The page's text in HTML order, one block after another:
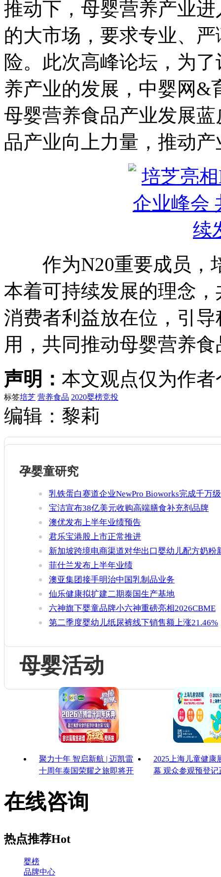
推动下，母婴营养产业
的大市场，要求专业、
险。此次高峰论坛，为
养产业的发展，中婴网&
母婴营养食品产业发展
品产业向上力量，推动
作为N20重要成员，
本着可持续发展的理念
消费者利益放在位，引
用，共同推动母婴营养
声明： 本文观点仅为作
标签培芝 营养食品 2020婴榜竞投
编辑：黎莉
孕婴童研究
乳铁蛋白赛道企业NewPro Bioworks完成千万级
融资
宝洁宣布38亿美元收购高端膳食补充剂品牌
Thorne
澳优发布上半年业绩预告
君乐宝港股上市正常推进
新加坡跨境电商渠道对华出口婴幼儿配方奶粉
增官方健康证书通关要求
菲仕兰发布上半年业绩
澳亚集团接手明治中国乳制品业务
仙乐健康拟扩建二期泰国生产基地
六神旗下婴童品牌小六神重磅亮相2026CBME
第二季度婴幼儿纸尿裤线下销售额上涨21.46%
母婴活动
聚力十年 智启新航 | 迈凯雷
十周年泰国荣耀之旅即将开
2025上海儿童健康
幕 观众参观预登记
在线咨询
热点推荐Hot
婴榜
品牌中心